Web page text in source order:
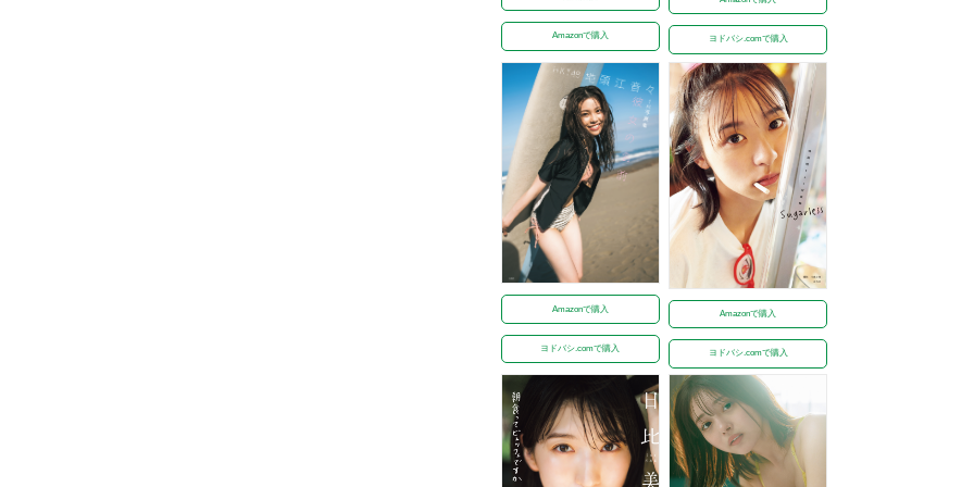
Amazonで購入 ヨドバシ.comで購入
Amazonで購入
ヨドバシ.comで購入
Amazonで購入
ヨドバシ.comで購入